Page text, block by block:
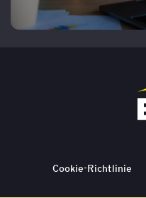
Cookie-Richtlinie